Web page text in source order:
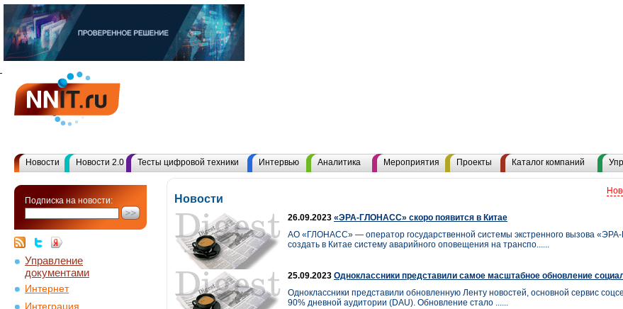
Новости Новости 2.0 Тесты цифровой техники Интервью Аналитика Мероприятия Проекты Каталог компаний
Подписка на новости:
Управление
документами
Интернет
Интеграция
Новости
26.09.2023 «ЭРА-ГЛОНАСС» скоро появится в Китае
АО «ГЛОНАСС» — оператор государственной системы экстренного вызова
создать в Китае систему аварийного оповещения на транспо......
25.09.2023 Одноклассники представили самое масштабное обновление
Одноклассники представили обновленную Ленту новостей, основной сервис
90% дневной аудитории (DAU). Обновление стало ......